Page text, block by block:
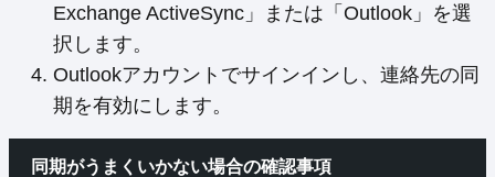
Exchange ActiveSync」または「Outlook」を選
択します。
Outlookアカウントでサインインし、連絡先の同
期を有効にします。
同期がうまくいかない場合の確認事項